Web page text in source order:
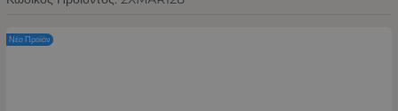
Νέο Προϊόν